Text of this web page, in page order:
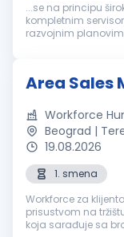
...se na principu
kompletnim
razvojnim
Area Sales
Workforce
Beograd |
19.08.2026
1. smena
Workforce za
prisustvom na
koja sarađuje sa